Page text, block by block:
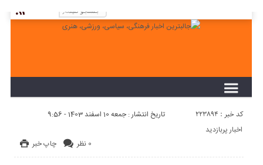
برويد و منوي خود را ايجاد كنيد!
کد خبر : 223894 تاریخ انتشار : جمعه 10 اسفند 1403 - 9:56
چاپ خبر 0 نظر
اخبار پربازدید